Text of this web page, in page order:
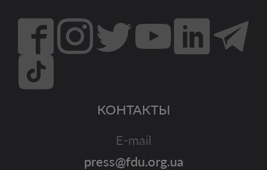
КОНТАКТЫ
E-mail
press@fdu.org.ua